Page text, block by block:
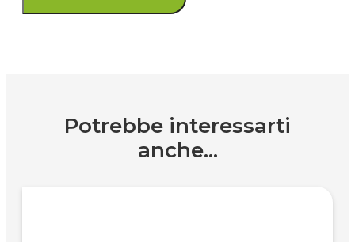
Potrebbe interessarti
anche...